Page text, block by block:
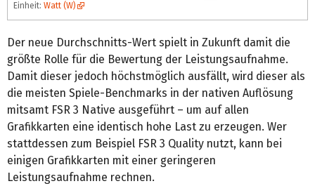
Einheit: Watt (W)
Der neue Durchschnitts-Wert spielt in Zukunft damit die
größte Rolle für die Bewertung der Leistungsaufnahme.
Damit dieser jedoch höchstmöglich ausfällt, wird dieser als
die meisten Spiele-Benchmarks in der nativen Auflösung
mitsamt FSR 3 Native ausgeführt – um auf allen
Grafikkarten eine identisch hohe Last zu erzeugen. Wer
stattdessen zum Beispiel FSR 3 Quality nutzt, kann bei
einigen Grafikkarten mit einer geringeren
Leistungsaufnahme rechnen.